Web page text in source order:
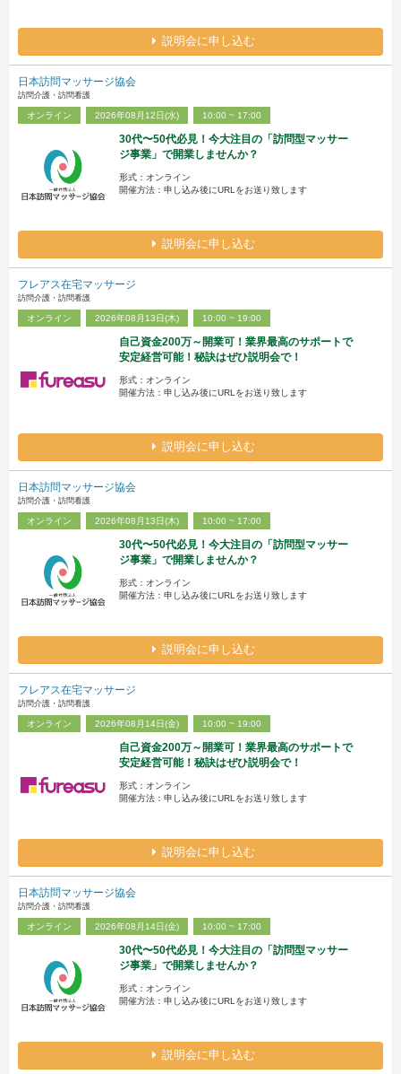
説明会に申し込む
日本訪問マッサージ協会
訪問介護・訪問看護
オンライン 2026年08月12日(水) 10:00 ~ 17:00
30代〜50代必見！今大注目の「訪問型マッサー
ジ事業」で開業しませんか？
形式：オンライン
開催方法：申し込み後にURLをお送り致します
説明会に申し込む
フレアス在宅マッサージ
訪問介護・訪問看護
オンライン 2026年08月13日(木) 10:00 ~ 19:00
自己資金200万～開業可！業界最高のサポートで
安定経営可能！秘訣はぜひ説明会で！
形式：オンライン
開催方法：申し込み後にURLをお送り致します
説明会に申し込む
日本訪問マッサージ協会
訪問介護・訪問看護
オンライン 2026年08月13日(木) 10:00 ~ 17:00
30代〜50代必見！今大注目の「訪問型マッサー
ジ事業」で開業しませんか？
形式：オンライン
開催方法：申し込み後にURLをお送り致します
説明会に申し込む
フレアス在宅マッサージ
訪問介護・訪問看護
オンライン 2026年08月14日(金) 10:00 ~ 19:00
自己資金200万～開業可！業界最高のサポートで
安定経営可能！秘訣はぜひ説明会で！
形式：オンライン
開催方法：申し込み後にURLをお送り致します
説明会に申し込む
日本訪問マッサージ協会
訪問介護・訪問看護
オンライン 2026年08月14日(金) 10:00 ~ 17:00
30代〜50代必見！今大注目の「訪問型マッサー
ジ事業」で開業しませんか？
形式：オンライン
開催方法：申し込み後にURLをお送り致します
説明会に申し込む